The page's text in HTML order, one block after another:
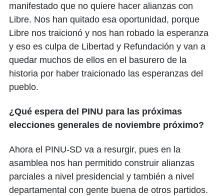
manifestado que no quiere hacer alianzas con
Libre. Nos han quitado esa oportunidad, porque
Libre nos traicionó y nos han robado la esperanza
y eso es culpa de Libertad y Refundación y van a
quedar muchos de ellos en el basurero de la
historia por haber traicionado las esperanzas del
pueblo.
¿Qué espera del PINU para las próximas
elecciones generales de noviembre próximo?
Ahora el PINU-SD va a resurgir, pues en la
asamblea nos han permitido construir alianzas
parciales a nivel presidencial y también a nivel
departamental con gente buena de otros partidos.